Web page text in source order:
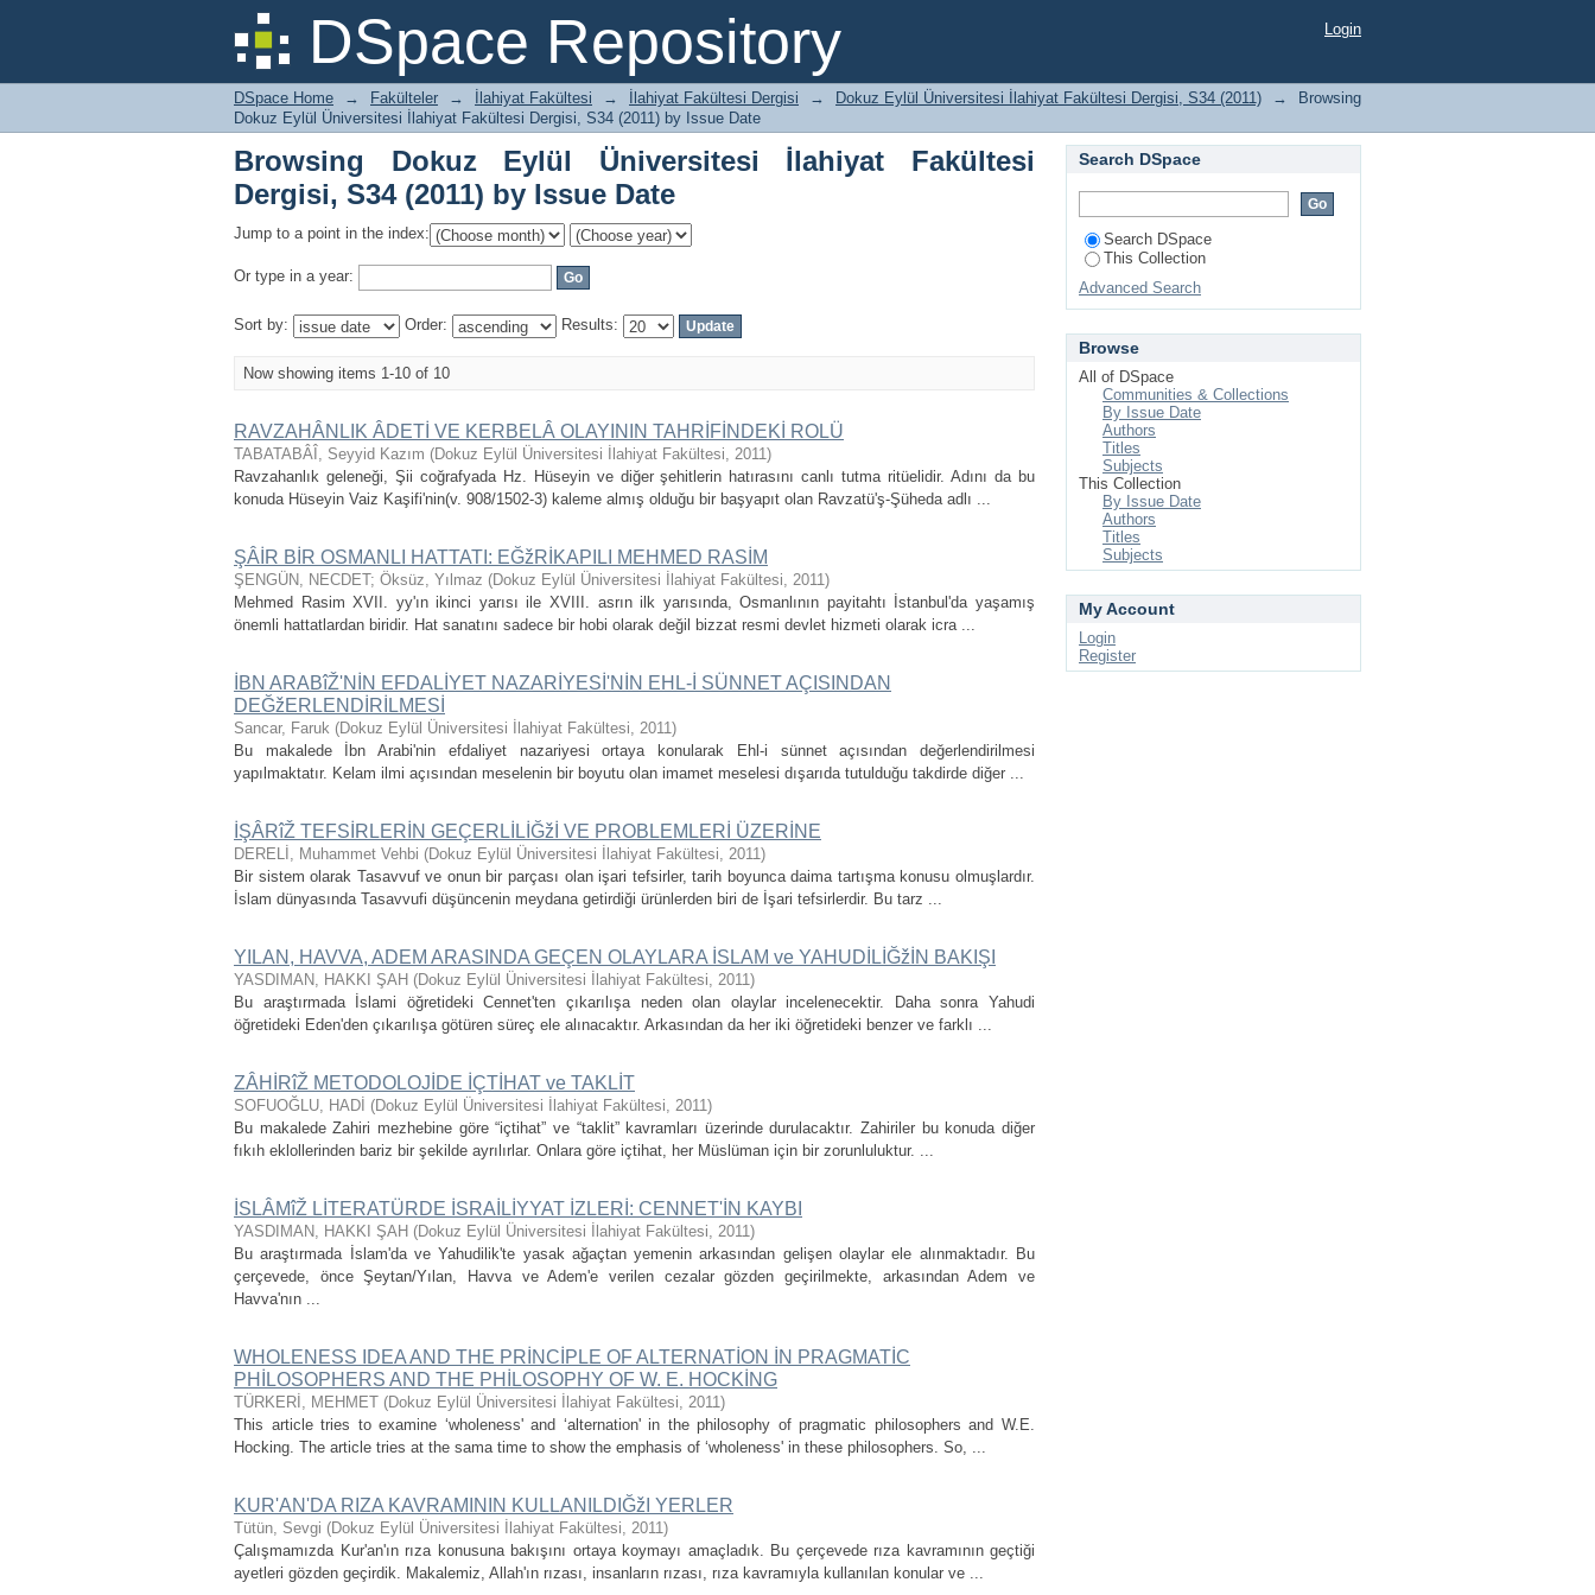
DSpace Repository
Browsing Dokuz Eylül Üniversitesi İlahiyat Fakültesi Dergisi, S34 (2011) by Issue
Date
Login
DSpace Home → Fakülteler → İlahiyat Fakültesi → İlahiyat Fakültesi Dergisi → Dokuz Eylül Üniversitesi İlahiyat Fakültesi Dergisi, S34 (2011) →
Browsing
Dokuz Eylül Üniversitesi İlahiyat Fakültesi Dergisi, S34 (2011) by Issue Date
Browsing Dokuz Eylül Üniversitesi İlahiyat Fakültesi
Dergisi, S34 (2011) by Issue Date
Jump to a point in the index:
Or type in a year:
Sort by: Order: Results:
Now showing items 1-10 of 10
RAVZAHÂNLIK ÂDETİ VE KERBELÂ OLAYININ TAHRİFİNDEKİ ROLÜ
TABATABÂÎ, Seyyid Kazım (Dokuz Eylül Üniversitesi İlahiyat Fakültesi, 2011)
Ravzahanlık geleneği, Şii coğrafyada Hz. Hüseyin ve diğer şehitlerin hatırasını canlı tutma ritüelidir. Adını da bu
konuda Hüseyin Vaiz Kaşifi'nin(v. 908/1502-3) kaleme almış olduğu bir başyapıt olan Ravzatü'ş-Şüheda adlı ...
ŞÂİR BİR OSMANLI HATTATI: EĞžRİKAPILI MEHMED RASİM
ŞENGÜN, NECDET; Öksüz, Yılmaz (Dokuz Eylül Üniversitesi İlahiyat Fakültesi, 2011)
Mehmed Rasim XVII. yy'ın ikinci yarısı ile XVIII. asrın ilk yarısında, Osmanlının payitahtı İstanbul'da yaşamış
önemli hattatlardan biridir. Hat sanatını sadece bir hobi olarak değil bizzat resmi devlet hizmeti olarak icra ...
İBN ARABîŽ'NİN EFDALİYET NAZARİYESİ'NİN EHL-İ SÜNNET AÇISINDAN
DEĞžERLENDİRİLMESİ
Sancar, Faruk (Dokuz Eylül Üniversitesi İlahiyat Fakültesi, 2011)
Bu makalede İbn Arabi'nin efdaliyet nazariyesi ortaya konularak Ehl-i sünnet açısından değerlendirilmesi
yapılmaktatır. Kelam ilmi açısından meselenin bir boyutu olan imamet meselesi dışarıda tutulduğu takdirde diğer ...
İŞÂRîŽ TEFSİRLERİN GEÇERLİLİĞžİ VE PROBLEMLERİ ÜZERİNE
DERELİ, Muhammet Vehbi (Dokuz Eylül Üniversitesi İlahiyat Fakültesi, 2011)
Bir sistem olarak Tasavvuf ve onun bir parçası olan işari tefsirler, tarih boyunca daima tartışma konusu olmuşlardır.
İslam dünyasında Tasavvufi düşüncenin meydana getirdiği ürünlerden biri de İşari tefsirlerdir. Bu tarz ...
YILAN, HAVVA, ADEM ARASINDA GEÇEN OLAYLARA İSLAM ve YAHUDİLİĞžİN BAKIŞI
YASDIMAN, HAKKI ŞAH (Dokuz Eylül Üniversitesi İlahiyat Fakültesi, 2011)
Bu araştırmada İslami öğretideki Cennet'ten çıkarılışa neden olan olaylar incelenecektir. Daha sonra Yahudi
öğretideki Eden'den çıkarılışa götüren süreç ele alınacaktır. Arkasından da her iki öğretideki benzer ve farklı ...
ZÂHİRîŽ METODOLOJİDE İÇTİHAT ve TAKLİT
SOFUOĞLU, HADİ (Dokuz Eylül Üniversitesi İlahiyat Fakültesi, 2011)
Bu makalede Zahiri mezhebine göre “içtihat” ve “taklit” kavramları üzerinde durulacaktır. Zahiriler bu konuda diğer
fıkıh eklollerinden bariz bir şekilde ayrılırlar. Onlara göre içtihat, her Müslüman için bir zorunluluktur. ...
İSLÂMîŽ LİTERATÜRDE İSRAİLİYYAT İZLERİ: CENNET'İN KAYBI
YASDIMAN, HAKKI ŞAH (Dokuz Eylül Üniversitesi İlahiyat Fakültesi, 2011)
Bu araştırmada İslam'da ve Yahudilik'te yasak ağaçtan yemenin arkasından gelişen olaylar ele alınmaktadır. Bu
çerçevede, önce Şeytan/Yılan, Havva ve Adem'e verilen cezalar gözden geçirilmekte, arkasından Adem ve
Havva'nın ...
WHOLENESS IDEA AND THE PRİNCİPLE OF ALTERNATİON İN PRAGMATİC
PHİLOSOPHERS AND THE PHİLOSOPHY OF W. E. HOCKİNG
TÜRKERİ, MEHMET (Dokuz Eylül Üniversitesi İlahiyat Fakültesi, 2011)
This article tries to examine ‘wholeness' and ‘alternation' in the philosophy of pragmatic philosophers and W.E.
Hocking. The article tries at the sama time to show the emphasis of ‘wholeness' in these philosophers. So, ...
KUR'AN'DA RIZA KAVRAMININ KULLANILDIĞžI YERLER
Tütün, Sevgi (Dokuz Eylül Üniversitesi İlahiyat Fakültesi, 2011)
Çalışmamızda Kur'an'ın rıza konusuna bakışını ortaya koymayı amaçladık. Bu çerçevede rıza kavramının geçtiği
ayetleri gözden geçirdik. Makalemiz, Allah'ın rızası, insanların rızası, rıza kavramıyla kullanılan konular ve ...
Search DSpace
Search DSpace
This Collection
Advanced Search
Browse
All of DSpace
Communities & Collections
By Issue Date
Authors
Titles
Subjects
This Collection
By Issue Date
Authors
Titles
Subjects
My Account
Login
Register